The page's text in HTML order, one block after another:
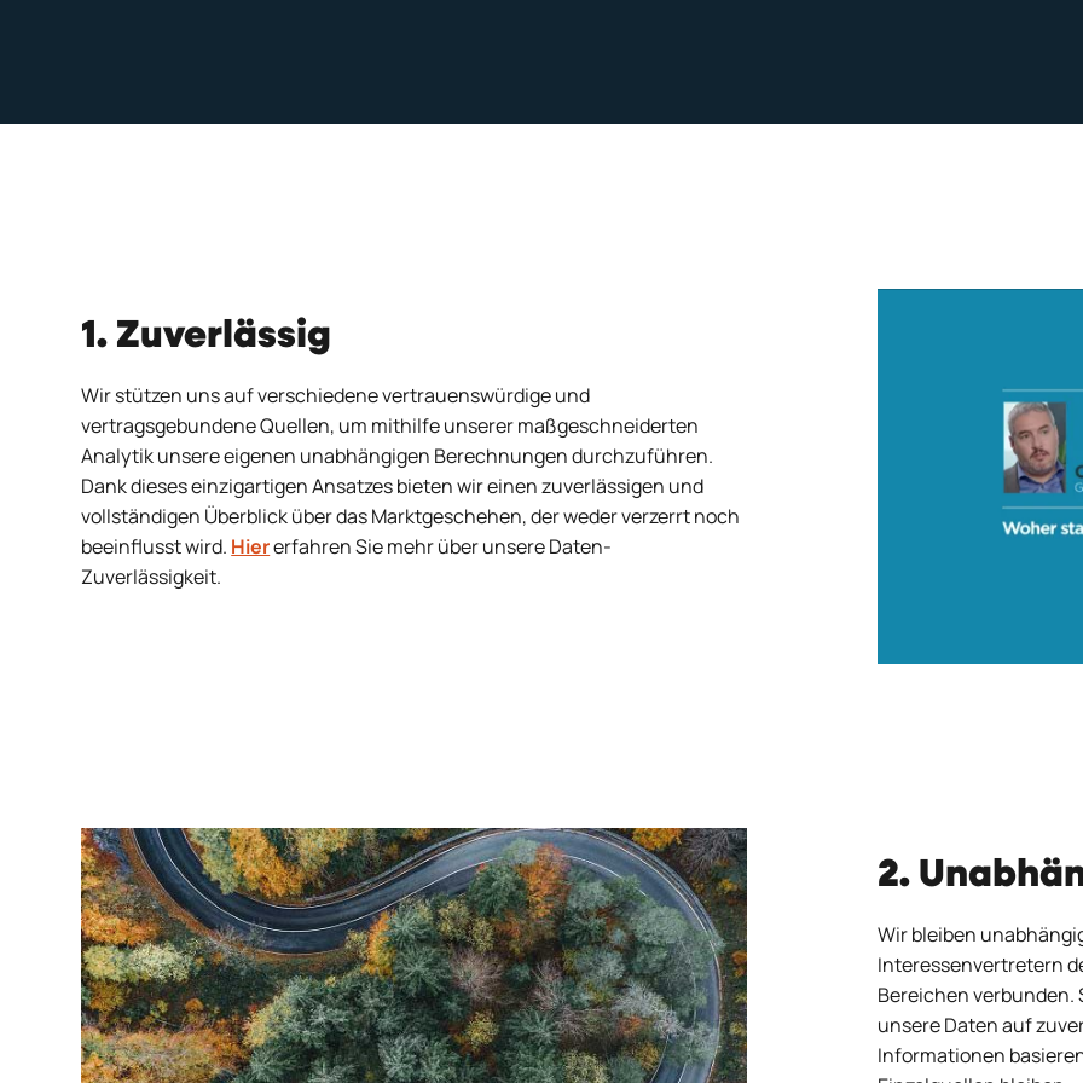
1. Zuverlässig
Wir stützen uns auf verschiedene vertrauenswürdige und
vertragsgebundene Quellen, um mithilfe unserer maßgeschneiderten
Analytik unsere eigenen unabhängigen Berechnungen durchzuführen.
Dank dieses einzigartigen Ansatzes bieten wir einen zuverlässigen und
vollständigen Überblick über das Marktgeschehen, der weder verzerrt noch
beeinflusst wird. Hiererfahren Sie mehr über unsere Daten-
Zuverlässigkeit.
2.
Wir bleiben
Interessenvertretern
Bereichen verbunden.
unsere Daten auf
Informationen